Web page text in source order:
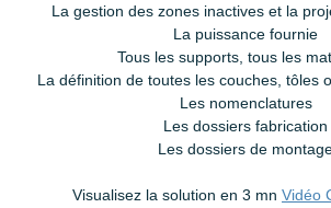
La gestion des zones inactives et la
La puissance fournie
Tous les supports, tous les
La définition de toutes les couches, tôles
Les nomenclatures
Les dossiers fabrication
Les dossiers de
Visualisez la solution en 3 mn Vidéo